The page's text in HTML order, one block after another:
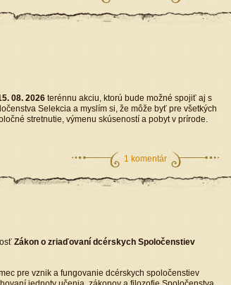
08. 2026 terénnu akciu, ktorú bude možné spojiť aj s
Selekcia a myslím si, že môže byť pre všetkých
stretnutie, výmenu skúseností a pobyt v prírode.
1 komentár
Zákon o zriaďovaní dcérskych Spoločenstiev
pre vznik a fungovanie dcérskych spoločenstiev